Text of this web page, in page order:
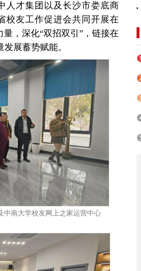
人才集团以及长沙市娄底商
校友工作促进会共同开展在
，深化“双招双引”，链接在
展蓄势赋能。
中南大学校友网上之家运营中心